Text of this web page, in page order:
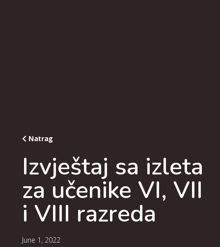
Natrag
Izvještaj sa izleta
za učenike VI, VII
i VIII razreda
June 1, 2022